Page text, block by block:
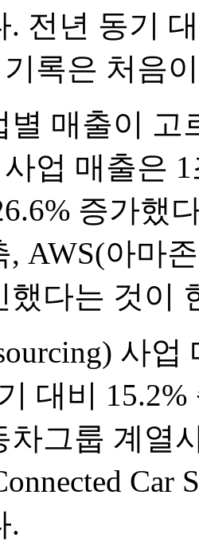
. 전년 동기
록은 처음
매출이 고
사업 매출은
증가했
, AWS(아마
했다는 것이
사
대비
차그룹 계열
.